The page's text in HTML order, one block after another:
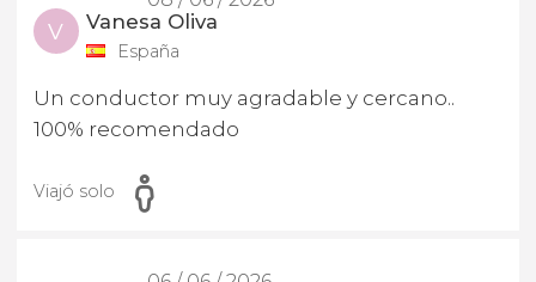
V Vanesa Oliva
España
Un conductor muy agradable y cercano..
100% recomendado
Viajó solo